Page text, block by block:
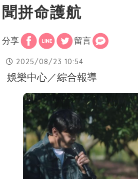
聞拼命護航
分享 留言
2025/08/23 10:54
娛樂中心／綜合報導